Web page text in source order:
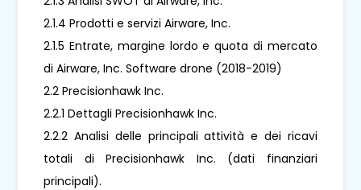
2.1.4 Prodotti e servizi Airware, Inc.
2.1.5 Entrate, margine lordo e quota di mercato
di Airware, Inc. Software drone (2018-2019)
2.2 Precisionhawk Inc.
2.2.1 Dettagli Precisionhawk Inc.
2.2.2 Analisi delle principali attività e dei ricavi
totali di Precisionhawk Inc. (dati finanziari
principali).